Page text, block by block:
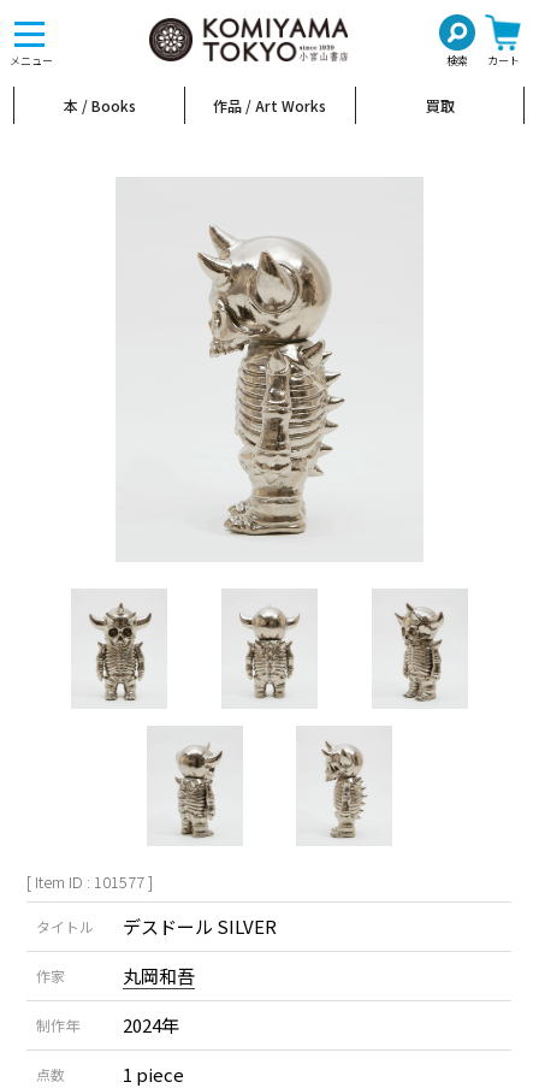
メニュー 検索 カート
toggle
navigation
本 / Books 作品 / Art Works 買取
[ Item ID : 101577 ]
タイトル デスドール SILVER
作家 丸岡和吾
制作年 2024年
点数 1 piece